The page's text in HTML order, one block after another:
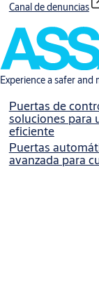
Canal de denuncias
Experience a safer
Puertas de
soluciones para
eficiente
Puertas
avanzada para